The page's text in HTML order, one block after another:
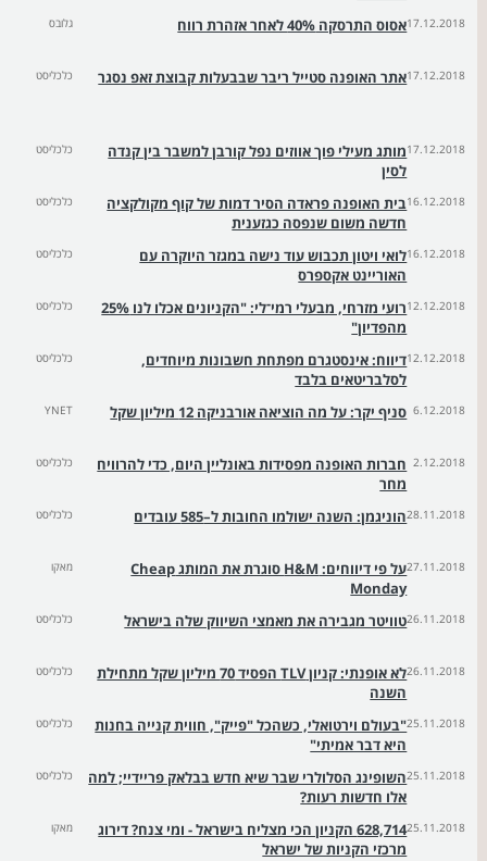
17.12.2018אסוס התרסקה 40% לאחר אזהרת רווח גלובס
17.12.2018אתר האופנה סטייל ריבר שבבעלות קבוצת זאפ נסגר כלכליסט
17.12.2018מותג מעילי פוך אווזים נפל קורבן למשבר בין קנדה
לסין
כלכליסט
16.12.2018בית האופנה פראדה הסיר דמות של קוף מקולקציה
חדשה משום שנפסה כגזענית
כלכליסט
16.12.2018לואי ויטון תכבוש עוד נישה במגזר היוקרה עם
האוריינט אקספרס
כלכליסט
12.12.2018
רועי מזרחי, מבעלי רמי־לי: "הקניונים אכלו לנו 25%
מהפדיון"
כלכליסט
12.12.2018דיווח: אינסטגרם מפתחת חשבונות מיוחדים,
לסלבריטאים בלבד
כלכליסט
6.12.2018 סניף יקר: על מה הוציאה אורבניקה 12 מיליון שקל YNET
2.12.2018 חברות האופנה מפסידות באונליין היום, כדי להרוויח
מחר
כלכליסט
28.11.2018הוניגמן: השנה ישולמו החובות ל–585 עובדים כלכליסט
27.11.2018
על פי דיווחים: H&M סוגרת את המותג Cheap
Monday
מאקו
26.11.2018טוויטר מגבירה את מאמצי השיווק שלה בישראל כלכליסט
26.11.2018
לא אופנתי: קניון TLV הפסיד 70 מיליון שקל מתחילת
השנה
כלכליסט
25.11.2018"בעולם וירטואלי, כשהכל "פייק", חווית קנייה בחנות
היא דבר אמיתי"
כלכליסט
25.11.2018השופינג הסלולרי שבר שיא חדש בבלאק פריידיי; למה
אלו חדשות רעות?
כלכליסט
25.11.2018
628,714 הקניון הכי מצליח בישראל - ומי צנח? דירוג
מרכזי הקניות של ישראל
מאקו